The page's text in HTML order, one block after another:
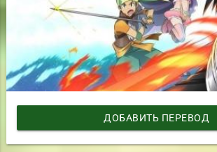
ДОБАВИТЬ ПЕРЕВОД